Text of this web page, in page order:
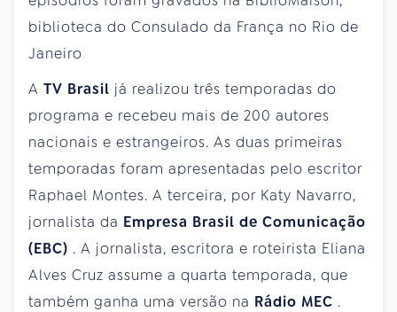
biblioteca do Consulado da França no Rio de
Janeiro
A TV Brasil já realizou três temporadas do
programa e recebeu mais de 200 autores
nacionais e estrangeiros. As duas primeiras
temporadas foram apresentadas pelo escritor
Raphael Montes. A terceira, por Katy Navarro,
jornalista da Empresa Brasil de Comunicação
(EBC) . A jornalista, escritora e roteirista Eliana
Alves Cruz assume a quarta temporada, que
também ganha uma versão na Rádio MEC .